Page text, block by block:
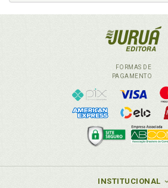
Metapsicologia. Superego: em
abordagem, p. 131
Método do tratamento a partir do
Movimento de "des-apoio", p. 22
Narcisismo negativo.
desinvestimento e narcisismo
Narcisismo. Apelo ao narcisismo,
Narcisismo negativo e
Negativo. Estados limites e o
FORMAS DE
PAGAMENTO
INSTITUCIONAL